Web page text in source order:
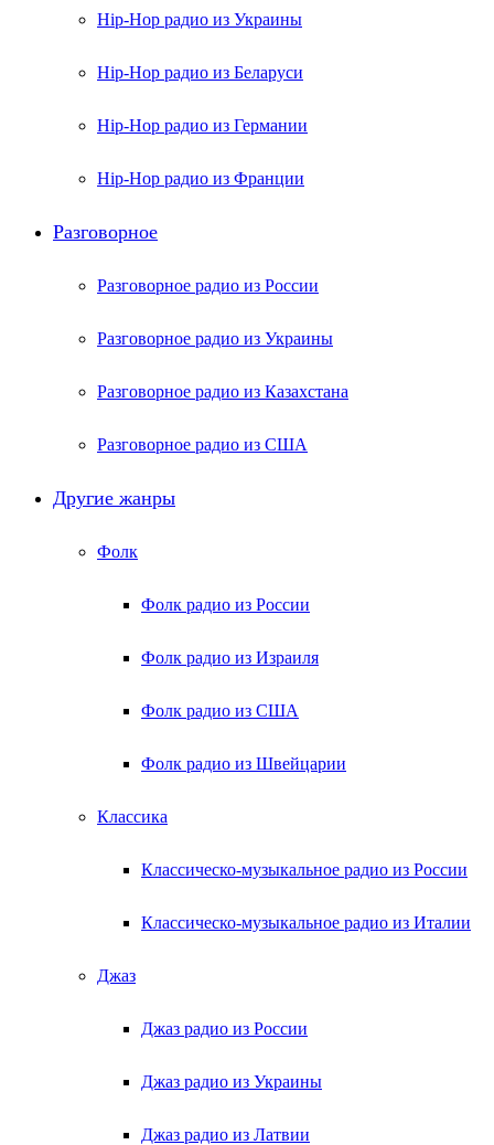
Hip-Hop радио из Украины
Hip-Hop радио из Беларуси
Hip-Hop радио из Германии
Hip-Hop радио из Франции
Разговорное
Разговорное радио из России
Разговорное радио из Украины
Разговорное радио из Казахстана
Разговорное радио из США
Другие жанры
Фолк
Фолк радио из России
Фолк радио из Израиля
Фолк радио из США
Фолк радио из Швейцарии
Классика
Классическо-музыкальное радио из России
Классическо-музыкальное радио из Италии
Джаз
Джаз радио из России
Джаз радио из Украины
Джаз радио из Латвии